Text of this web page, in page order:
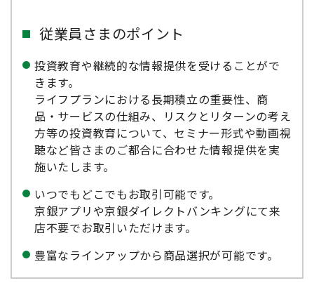
従業員さまのポイント
投資教育や継続的な情報提供を受けることがで
きます。
ライフプランにおける長期積立の重要性、商
品・サービスの仕組み、リスクとリターンの考え
方等の投資教育について、セミナー形式や動画視
聴など皆さまのご都合に合わせた情報提供を実
施いたします。
いつでもどこでもお取引可能です。
京銀アプリや京銀ダイレクトバンキングにて来
店不要でお取引いただけます。
豊富なラインアップから商品選択が可能です。